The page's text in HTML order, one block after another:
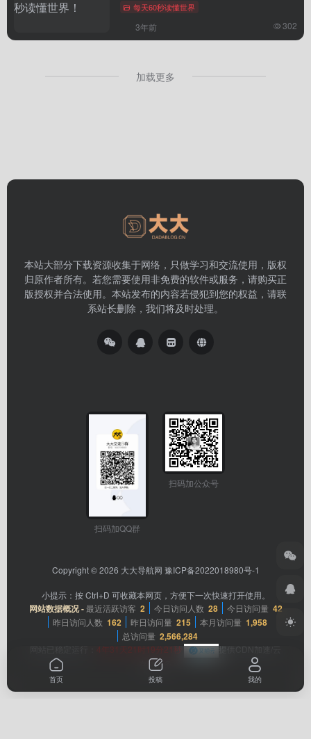
每天60秒读懂世界
3年前 302
加载更多
本站大部分下载资源收集于网络，只做学习和交流使用，版权
归原作者所有。若您需要使用非免费的软件或服务，请购买正
版授权并合法使用。本站发布的内容若侵犯到您的权益，请联
系站长删除，我们将及时处理。
扫码加QQ群
扫码加公众号
Copyright © 2026 大大导航网 豫ICP备2022018980号-1
小提示：按 Ctrl+D 可收藏本网页，方便下一次快速打开使用。
网站数据概况 -最近活跃访客 2 今日访问人数 28 今日访问量 42
昨日访问人数 162 昨日访问量 215 本月访问量 1,958
总访问量 2,566,284
网站已稳定运行： 4年31天21时19分21秒
提供CDN加速/云
存储服务
首页 投稿 我的